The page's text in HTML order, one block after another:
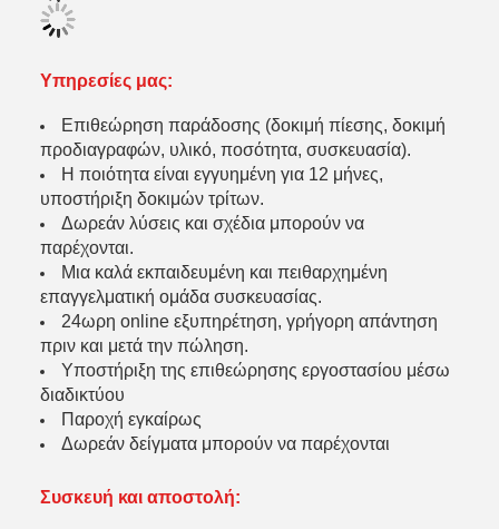
Υπηρεσίες μας:
Επιθεώρηση παράδοσης (δοκιμή πίεσης, δοκιμή
προδιαγραφών, υλικό, ποσότητα, συσκευασία).
Η ποιότητα είναι εγγυημένη για 12 μήνες,
υποστήριξη δοκιμών τρίτων.
Δωρεάν λύσεις και σχέδια μπορούν να
παρέχονται.
Μια καλά εκπαιδευμένη και πειθαρχημένη
επαγγελματική ομάδα συσκευασίας.
24ωρη online εξυπηρέτηση, γρήγορη απάντηση
πριν και μετά την πώληση.
Υποστήριξη της επιθεώρησης εργοστασίου μέσω
διαδικτύου
Παροχή εγκαίρως
Δωρεάν δείγματα μπορούν να παρέχονται
Συσκευή και αποστολή: